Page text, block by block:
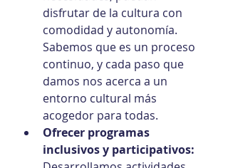
disfrutar de la cultura con
comodidad y autonomía.
Sabemos que es un proceso
continuo, y cada paso que
damos nos acerca a un
entorno cultural más
acogedor para todas.
Ofrecer programas
inclusivos y participativos: